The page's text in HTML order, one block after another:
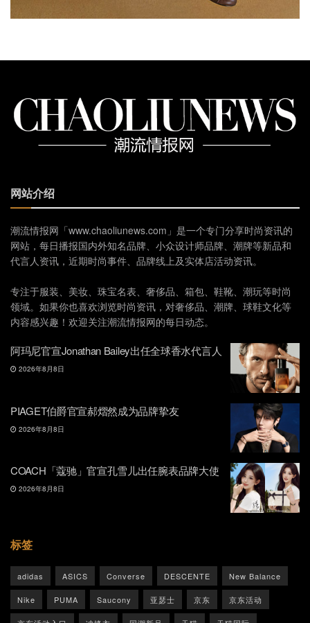
网站介绍
潮流情报网「www.chaoliunews.com」是一个专门分享时尚资讯的
网站，每日播报国内外知名品牌、小众设计师品牌、潮牌等新品和
代言人资讯，近期时尚事件、品牌线上及实体店活动资讯。
专注于服装、美妆、珠宝名表、奢侈品、箱包、鞋靴、潮玩等时尚
领域。如果你也喜欢浏览时尚资讯，对奢侈品、潮牌、球鞋文化等
内容感兴趣！欢迎关注潮流情报网的每日动态。
阿玛尼官宣Jonathan Bailey出任全球香水代言人
2026年8月8日
PIAGET伯爵官宣郝熠然成为品牌挚友
2026年8月8日
COACH「蔻驰」官宣孔雪儿出任腕表品牌大使
2026年8月8日
标签
adidas ASICS Converse DESCENTE New Balance
Nike PUMA Saucony 亚瑟士 京东 京东活动